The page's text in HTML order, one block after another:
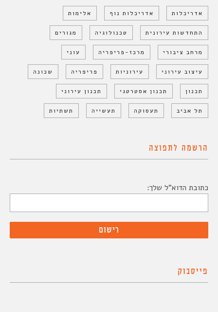
אדריכלות אדריכלות נוף אלימות
התחדשות עירונית טכנולוגיה מגורים
מרחב ציבורי מרכז-פריפריה עוני
עיצוב עירוני עירוניות פריפריה שכונה
תכנון תכנון אסטרטגי תכנון עירוני
תל אביב תעסוקה תעשייה תשתיות
הרשמה לתפוצה
כתובת הדוא"ל שלך:
פייסבוק